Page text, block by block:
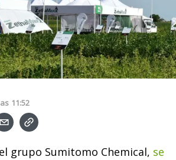
11:52
grupo Sumitomo Chemical, se